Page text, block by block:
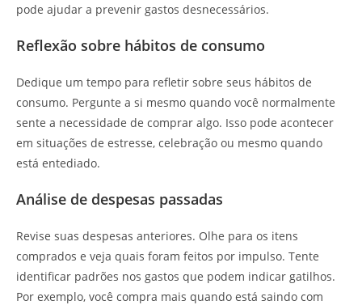
pode ajudar a prevenir gastos desnecessários.
Reflexão sobre hábitos de consumo
Dedique um tempo para refletir sobre seus hábitos de
consumo. Pergunte a si mesmo quando você normalmente
sente a necessidade de comprar algo. Isso pode acontecer
em situações de estresse, celebração ou mesmo quando
está entediado.
Análise de despesas passadas
Revise suas despesas anteriores. Olhe para os itens
comprados e veja quais foram feitos por impulso. Tente
identificar padrões nos gastos que podem indicar gatilhos.
Por exemplo, você compra mais quando está saindo com